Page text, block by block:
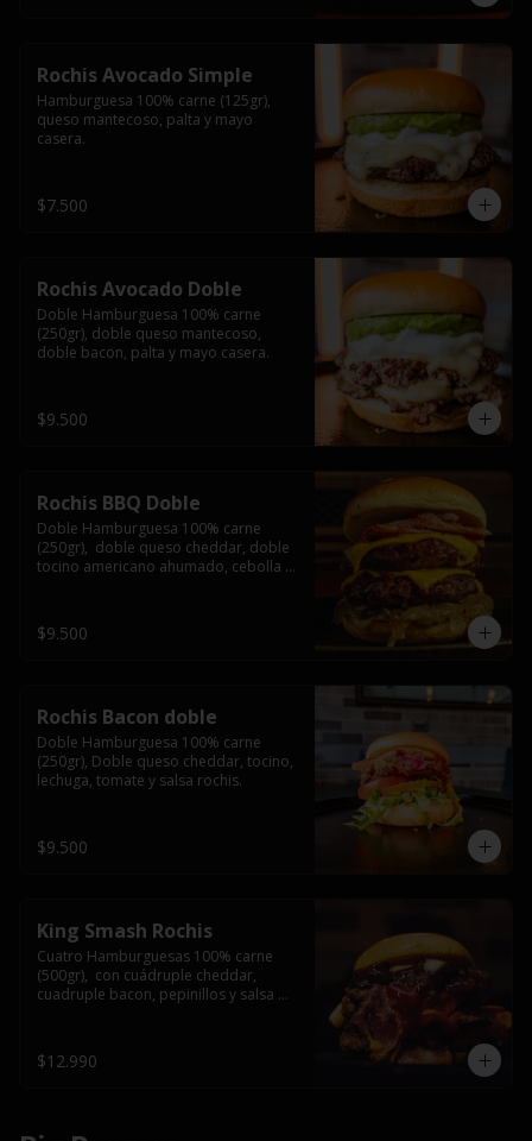
Rochis Avocado Simple
Hamburguesa 100% carne (125gr),
queso mantecoso, palta y mayo
casera.
$7.500
Rochis Avocado Doble
Doble Hamburguesa 100% carne
(250gr), doble queso mantecoso,
doble bacon, palta y mayo casera.
$9.500
Rochis BBQ Doble
Doble Hamburguesa 100% carne
(250gr),  doble queso cheddar, doble
tocino americano ahumado, cebolla
$9.500
Rochis Bacon doble
Doble Hamburguesa 100% carne
(250gr), Doble queso cheddar, tocino,
lechuga, tomate y salsa rochis.
$9.500
King Smash Rochis
Cuatro Hamburguesas 100% carne
(500gr),  con cuádruple cheddar,
cuadruple bacon, pepinillos y salsa
$12.990